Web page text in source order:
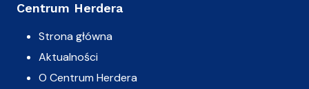
Centrum Herdera
Strona główna
Aktualności
O Centrum Herdera